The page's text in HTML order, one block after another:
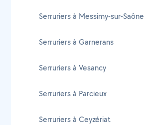
Serruriers à Messimy-sur-Saône
Serruriers à Garnerans
Serruriers à Vesancy
Serruriers à Parcieux
Serruriers à Ceyzériat